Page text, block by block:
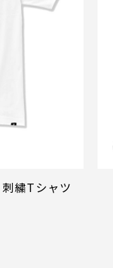
繍Tシャツ